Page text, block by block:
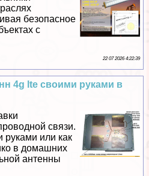
безопасное
с
22 07 2026 4:22:39
4g lte своими руками в
связи.
руками или как
в домашних
антенны